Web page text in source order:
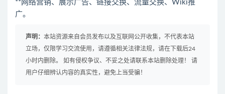
**网络营销、展示广告、链接交换、流量交换、Wiki推
广。
声明： 本站资源来自会员发布以及互联网公开收集，不代表本站
立场，仅限学习交流使用，请遵循相关法律法规，请在下载后24
小时内删除。 如有侵权争议、不妥之处请联系本站删除处理！ 请
用户仔细辨认内容的真实性，避免上当受骗！